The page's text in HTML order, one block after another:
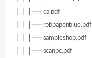
│ │ ├── qa.pdf
│ │ ├── robpapenblue.pdf
│ │ ├── sampleshop.pdf
│ │ ├── scanpc.pdf